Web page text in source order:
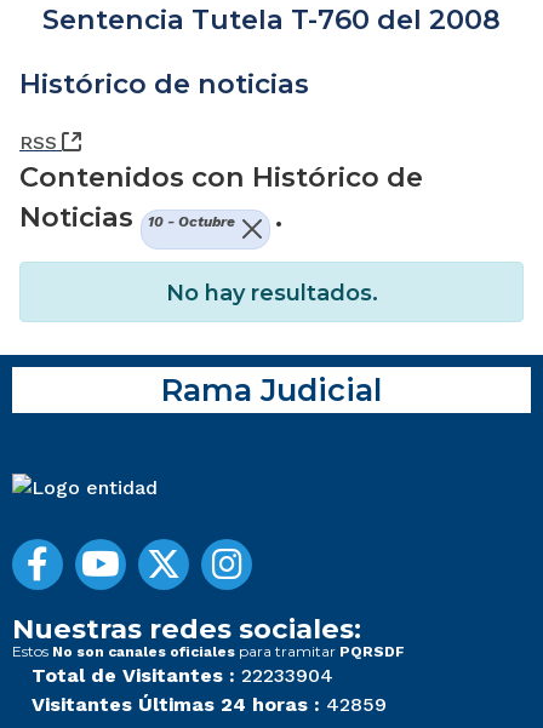
Sentencia Tutela T-760 del 2008
Histórico de noticias
RSS (Abre una nueva ventana)
Contenidos con Histórico de
Noticias
10 - Octubre .
No hay resultados.
Rama Judicial
Nuestras redes sociales:
Estos No son canales oficiales para tramitar PQRSDF
Total de Visitantes : 22233904
Visitantes Últimas 24 horas : 42859